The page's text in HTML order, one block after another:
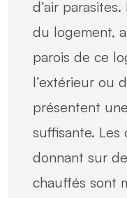
d’air
du logement,
parois de ce
l’extérieur ou
présentent
suffisante.
donnant sur
chauffés sont